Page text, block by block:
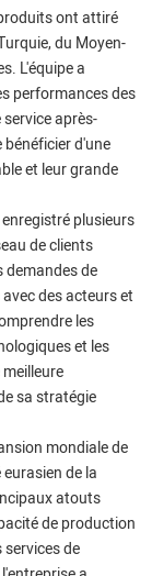
ont attiré
du Moyen-
L'équipe a
performances des
après-
d'une
et leur grande
plusieurs
de clients
demandes de
des acteurs et
les
et les
sa stratégie
mondiale de
de la
atouts
de production
de